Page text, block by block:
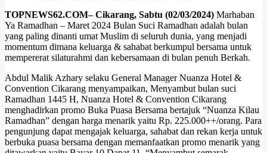
TOPNEWS62.COM– Cikarang, Sabtu (02/03/2024) Marhaban
Ya Ramadhan – Maret 2024 Bulan Suci Ramadhan adalah bulan
yang paling dinanti umat Muslim di seluruh dunia, yang menjadi
momentum dimana keluarga & sahabat berkumpul bersama untuk
mempererat silaturahmi dan kebersamaan di bulan penuh Berkah.
Abdul Malik Azhary selaku General Manager Nuanza Hotel &
Convention Cikarang menyampaikan, Menyambut bulan suci
Ramadhan 1445 H, Nuanza Hotel & Convention Cikarang
menghadirkan promo Buka Puasa Bersama bertajuk “Nuanza Kilau
Ramadhan” dengan harga menarik yaitu Rp. 225.000++/orang. Para
pengunjung dapat mengajak keluarga, sahabat dan rekan kerja untuk
berbuka puasa bersama dengan memanfaatkan promo menarik yang